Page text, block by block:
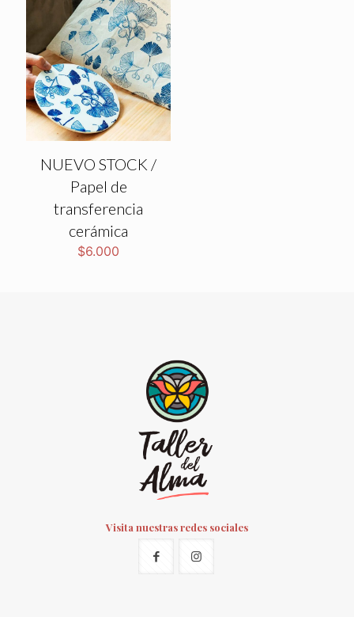
NUEVO STOCK /
Papel de
transferencia
cerámica
$6.000
Visita nuestras redes sociales